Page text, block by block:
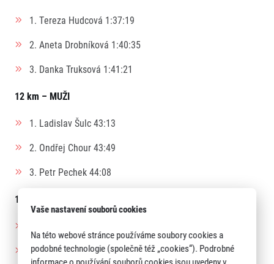
1. Tereza Hudcová 1:37:19
2. Aneta Drobníková 1:40:35
3. Danka Truksová 1:41:21
12 km – MUŽI
1. Ladislav Šulc 43:13
2. Ondřej Chour 43:49
3. Petr Pechek 44:08
12 km – ŽENY
2. Ivana Vávrů 55:02
Vaše nastavení souborů cookies
Na této webové stránce používáme soubory cookies a
podobné technologie (společně též „cookies“). Podrobné
informace o používání souborů cookies jsou uvedeny v